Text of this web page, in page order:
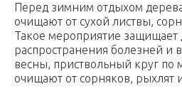
Перед зимним отдыхом
очищают от сухой листвы,
Такое мероприятие защищает
распространения болезней и
весны, приствольный круг по
очищают от сорняков, рыхлят